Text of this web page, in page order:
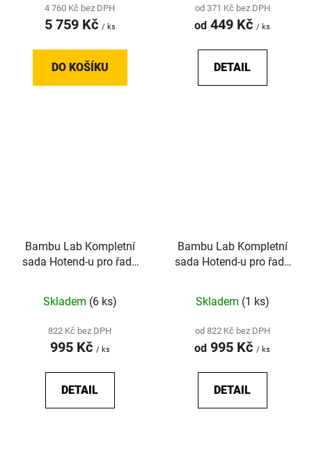
4 760 Kč bez DPH
5 759 Kč / ks
DO KOŠÍKU
od 371 Kč bez DPH
od 449 Kč / ks
DETAIL
Bambu Lab Kompletní
sada Hotend-u pro řadu
Skladem (6 ks)
822 Kč bez DPH
995 Kč / ks
DETAIL
Bambu Lab Kompletní
sada Hotend-u pro řadu
Skladem (1 ks)
od 822 Kč bez DPH
od 995 Kč / ks
DETAIL